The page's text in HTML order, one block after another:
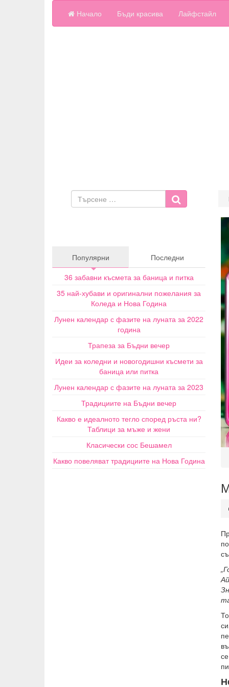
Начало Бъди красива Лайфстайл
Популярни
Последни
36 забавни късмета за баница и питка
35 най-хубави и оригинални пожелания за
Коледа и Нова Година
Лунен календар с фазите на луната за 2022
година
Трапеза за Бъдни вечер
Идеи за коледни и новогодишни късмети за
баница или питка
Лунен календар с фазите на луната за 2023
Традициите на Бъдни вечер
Какво е идеалното тегло според ръста ни?
Таблици за мъже и жени
Класически сос Бешамел
Какво повеляват традициите на Нова Година